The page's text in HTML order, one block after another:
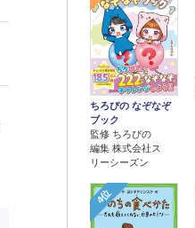
ちろぴの なぞなぞ
ブック
監修 ちろぴの
編集 株式会社ス
リーシーズン
4位